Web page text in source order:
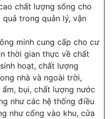
chất lượng sống cho
quả trong quản lý, vận
minh cung cấp cho cư
thời gian thực về chất
hoạt, chất lượng
nhà và ngoài trời,
bụi, chất lượng nước
như các hệ thống điều
như cổng vào khu, cửa